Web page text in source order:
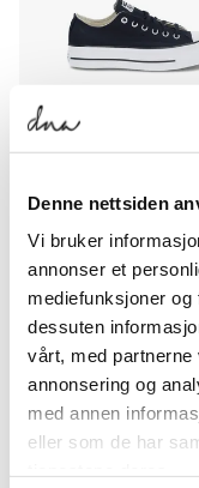
Denne nettsiden
Vi bruker
annonser et
mediefunksjoner
dessuten
vårt, med partnerne
annonsering og
med annen
eller som de har
Chuck Taylor All Star
Canvas
Pris
1 099,-